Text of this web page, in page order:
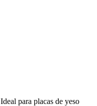
para placas de yeso